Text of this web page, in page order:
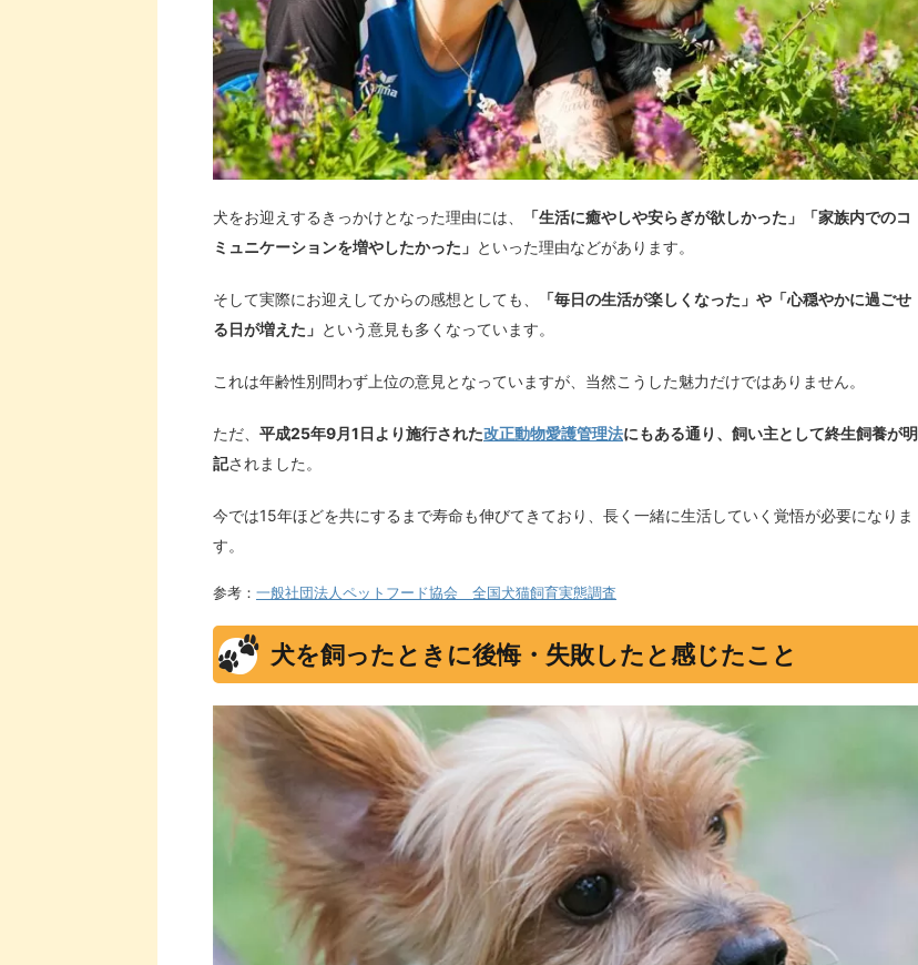
犬をお迎えするきっかけとなった理由には、
「生活に癒やしや安らぎが欲しかった」「家族内でのコ
ミュニケーションを増やしたかった」 といった理由などがあります。
そして実際にお迎えしてからの感想としても、
「毎日の生活が楽しくなった」や「心穏やかに過ごせ
る日が増えた」 という意見も多くなっています。
これは年齢性別問わず上位の意見となっていますが、当然こうした魅力だけではありません。
ただ、 平成25年9月1日より施行された改正動物愛護管理法にもある通り、飼い主として終生飼養が明
記されました。
今では15年ほどを共にするまで寿命も伸びてきており、長く一緒に生活していく覚悟が必要になりま
す。
参考： 一般社団法人ペットフード協会 全国犬猫飼育実態調査
犬を飼ったときに後悔・失敗したと感じたこと